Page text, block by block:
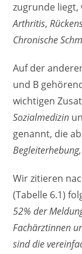
zugrunde
Arthritis,
Chronische
Auf der
und B
wichtigen
Sozialmedizin
genannt, die
Begleiterhebung,
Wir zitieren
(Tabelle 6.1)
52% der
Fachärztinnen
sind die